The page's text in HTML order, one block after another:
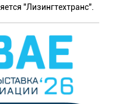
"Лизингтехтранс".